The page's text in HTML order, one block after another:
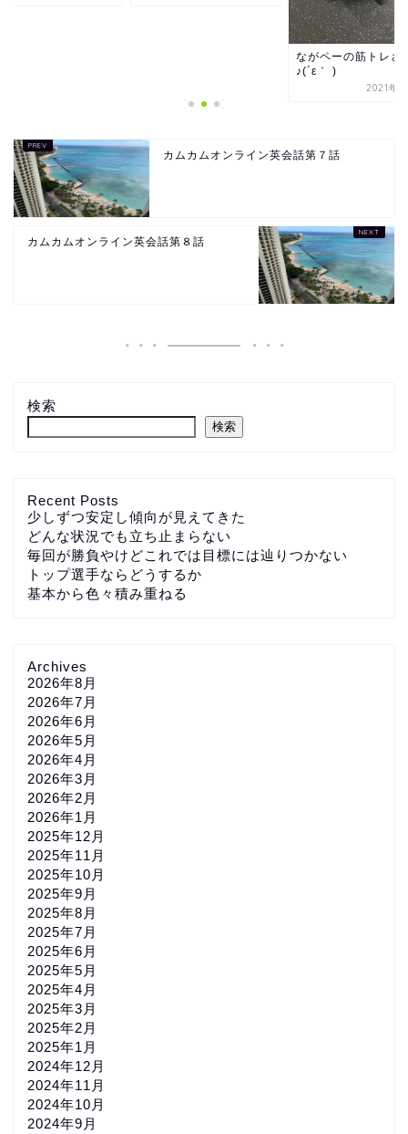
ながペーの筋トレさ
♪(´ε｀ )
2021年9
カムカムオンライン英会話第７話
カムカムオンライン英会話第８話
検索
検索
Recent Posts
少しずつ安定し傾向が見えてきた
どんな状況でも立ち止まらない
毎回が勝負やけどこれでは目標には辿りつかない
トップ選手ならどうするか
基本から色々積み重ねる
Archives
2026年8月
2026年7月
2026年6月
2026年5月
2026年4月
2026年3月
2026年2月
2026年1月
2025年12月
2025年11月
2025年10月
2025年9月
2025年8月
2025年7月
2025年6月
2025年5月
2025年4月
2025年3月
2025年2月
2025年1月
2024年12月
2024年11月
2024年10月
2024年9月